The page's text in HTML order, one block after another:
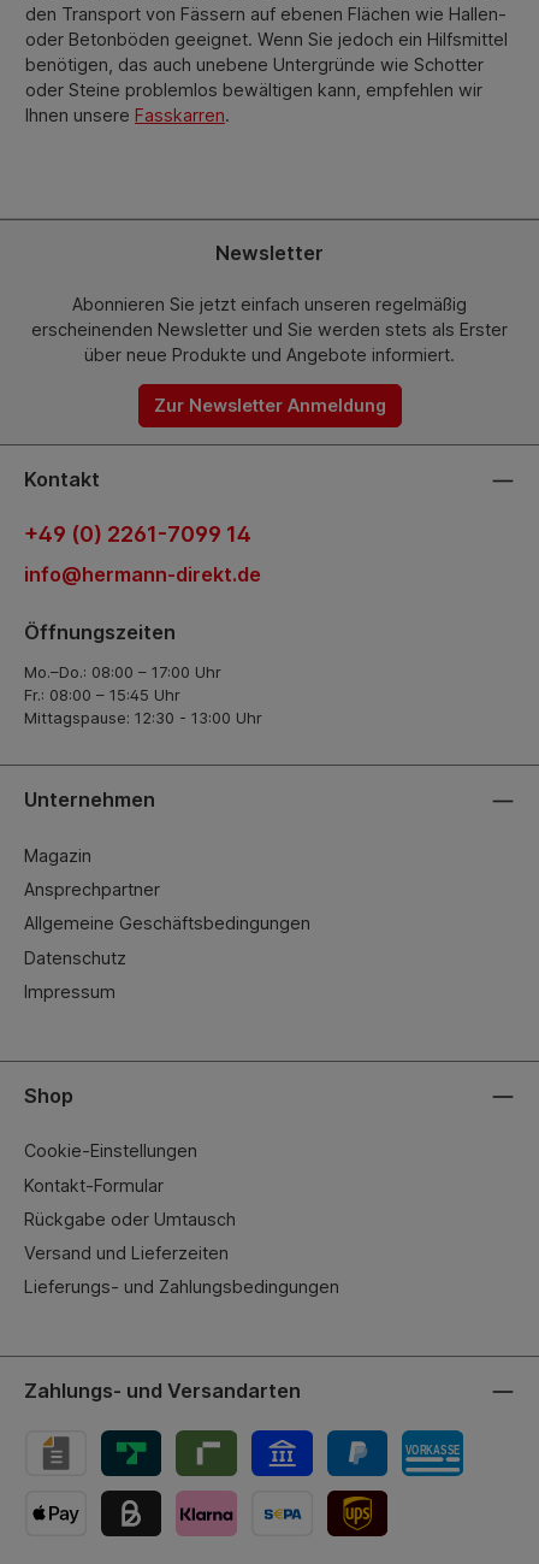
den Transport von Fässern auf ebenen Flächen wie Hallen-
oder Betonböden geeignet. Wenn Sie jedoch ein Hilfsmittel
benötigen, das auch unebene Untergründe wie Schotter
oder Steine problemlos bewältigen kann, empfehlen wir
Ihnen unsere Fasskarren.
Newsletter
Abonnieren Sie jetzt einfach unseren regelmäßig
erscheinenden Newsletter und Sie werden stets als Erster
über neue Produkte und Angebote informiert.
Zur Newsletter Anmeldung
Kontakt
+49 (0) 2261-7099 14
info@hermann-direkt.de
Öffnungszeiten
Mo.–Do.: 08:00 – 17:00 Uhr
Fr.: 08:00 – 15:45 Uhr
Mittagspause: 12:30 - 13:00 Uhr
Unternehmen
Magazin
Ansprechpartner
Allgemeine Geschäftsbedingungen
Datenschutz
Impressum
Shop
Cookie-Einstellungen
Kontakt-Formular
Rückgabe oder Umtausch
Versand und Lieferzeiten
Lieferungs- und Zahlungsbedingungen
Zahlungs- und Versandarten